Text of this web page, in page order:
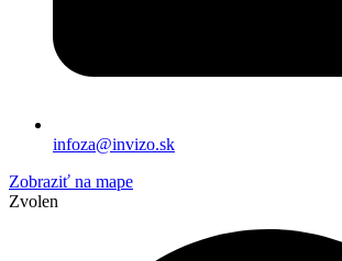
infoza@invizo.sk
Zobraziť na mape
Zvolen